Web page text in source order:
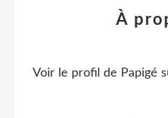
À
Voir le profil de Papigé